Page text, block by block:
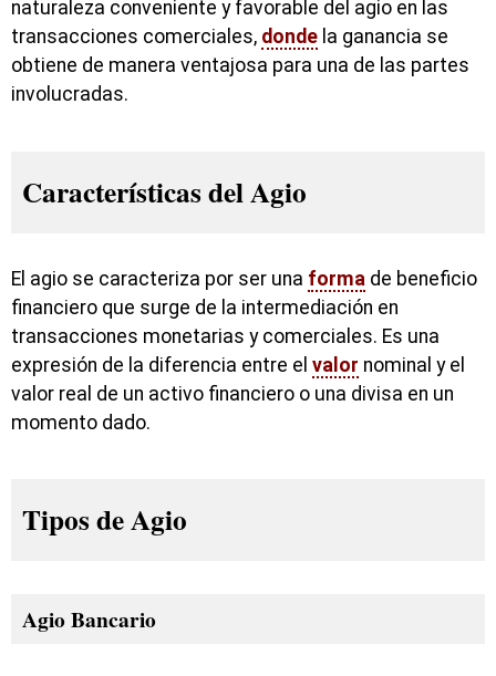
naturaleza conveniente y favorable del agio en las
transacciones comerciales, donde la ganancia se
obtiene de manera ventajosa para una de las partes
involucradas.
Características del Agio
El agio se caracteriza por ser una forma de beneficio
financiero que surge de la intermediación en
transacciones monetarias y comerciales. Es una
expresión de la diferencia entre el valor nominal y el
valor real de un activo financiero o una divisa en un
momento dado.
Tipos de Agio
Agio Bancario